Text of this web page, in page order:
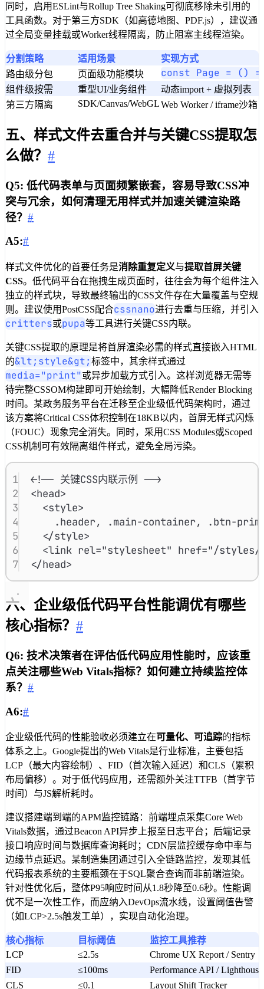
同时，启用ESLint与Rollup Tree Shaking可彻底移除未引用的
工具函数。对于第三方SDK（如高德地图、PDF.js），建议通
过全局变量挂载或Worker线程隔离，防止阻塞主线程渲染。
分割策略 适用场景
实现方式
路由级分包
页面级功能模块 const Page = ()
组件级按需 重型UI/业务组件
动态import + 虚拟列表
第三方隔离
SDK/Canvas/WebGLWeb Worker / iframe沙箱
五、样式文件去重合并与关键CSS提取怎
么做？ #
Q5: 低代码表单与页面频繁嵌套，容易导致CSS冲
突与冗余，如何清理无用样式并加速关键渲染路
径？ #
A5:#
样式文件优化的首要任务是消除重复定义与提取首屏关键
CSS。低代码平台在拖拽生成页面时，往往会为每个组件注入
独立的样式块，导致最终输出的CSS文件存在大量覆盖与空规
则。建议使用PostCSS配合cssnano进行去重与压缩，并引入
critters或pupa等工具进行关键CSS内联。
关键CSS提取的原理是将首屏渲染必需的样式直接嵌入HTML
的&lt;style&gt; 标签中，其余样式通过
media="print"或异步加载方式引入。这样浏览器无需等
待完整CSSOM构建即可开始绘制，大幅降低Render Blocking
时间。某政务服务平台在迁移至企业级低代码架构时，通过
该方案将Critical CSS体积控制在18KB以内，首屏无样式闪烁
（FOUC）现象完全消失。同时，采用CSS Modules或Scoped
CSS机制可有效隔离组件样式，避免全局污染。
1
<!-- 关键CSS内联示例 -->
2
<head>
3
<style>
4
.header, .main-container,
.btn-
5
</style>
6
<link rel="stylesheet" href="/styles/
7
</head>
六、企业级低代码平台性能调优有哪些
核心指标？ #
Q6: 技术决策者在评估低代码应用性能时，应该重
点关注哪些Web Vitals指标？如何建立持续监控体
系？ #
A6:#
企业级低代码的性能验收必须建立在可量化、可追踪的指标
体系之上。Google提出的Web Vitals是行业标准，主要包括
LCP（最大内容绘制）、FID（首次输入延迟）和CLS（累积
布局偏移）。对于低代码应用，还需额外关注TTFB（首字节
时间）与JS解析耗时。
建议搭建端到端的APM监控链路：前端埋点采集Core Web
Vitals数据，通过Beacon API异步上报至日志平台；后端记录
接口响应时间与数据库查询耗时；CDN层监控缓存命中率与
边缘节点延迟。某制造集团通过引入全链路监控，发现其低
代码报表系统的主要瓶颈在于SQL聚合查询而非前端渲染。
针对性优化后，整体P95响应时间从1.8秒降至0.6秒。性能调
优不是一次性工作，而应纳入DevOps流水线，设置阈值告警
（如LCP>2.5s触发工单），实现自动化治理。
核心指标 目标阈值
监控工具推荐
LCP
≤2.5s
Chrome UX Report / Sentry
FID
≤100ms
Performance API / Lighthouse
CLS
≤0.1 Layout Shift Tracker